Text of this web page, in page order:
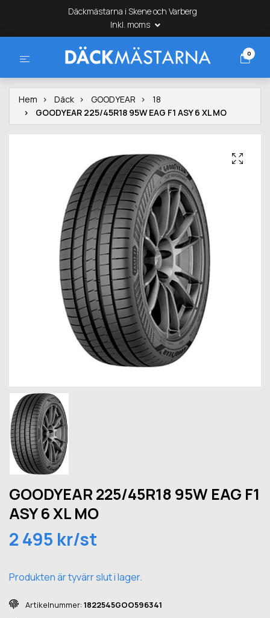
Däckmästarna i Skene och Varberg
Inkl. moms
0
Hem Däck GOODYEAR
18
GOODYEAR 225/45R18 95W EAG F1 ASY 6 XL MO
GOODYEAR 225/45R18 95W EAG F1
ASY 6 XL MO
2 495 kr/st
Produkten är tyvärr slut i lager.
Artikelnummer: 1822545GOO596341